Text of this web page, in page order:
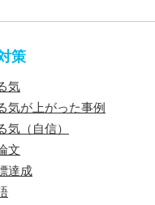
策
気
気が上がった事例
気（自信）
文
達成